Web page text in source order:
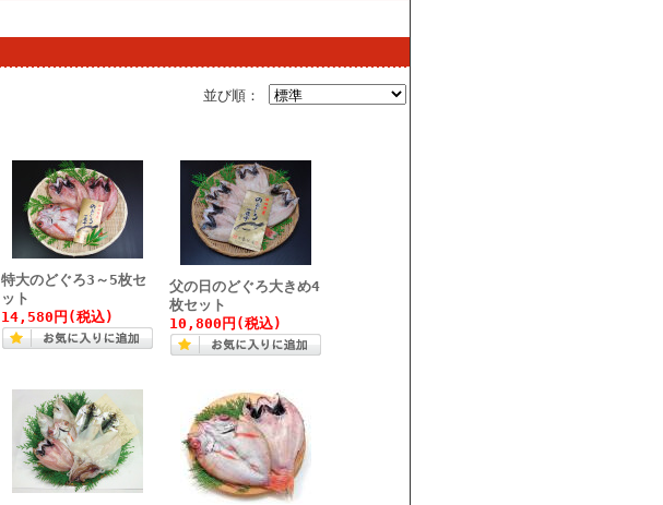
並び順：
特大のどぐろ3～5枚セ
ット
14,580円(税込)
父の日のどぐろ大きめ4
枚セット
10,800円(税込)